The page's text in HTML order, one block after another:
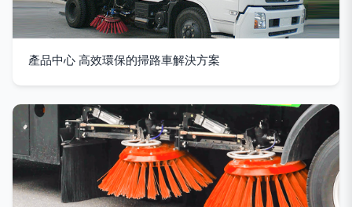
產品中心 高效環保的掃路車解決方案